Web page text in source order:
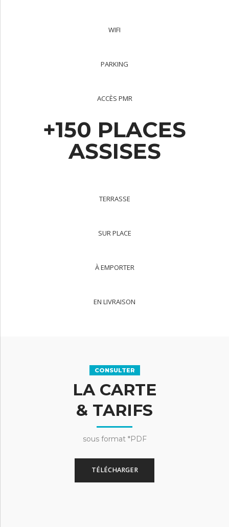
WIFI
PARKING
ACCÈS PMR
+150 PLACES
ASSISES
TERRASSE
SUR PLACE
À EMPORTER
EN LIVRAISON
CONSULTER
LA CARTE
& TARIFS
sous format *PDF
TÉLÉCHARGER